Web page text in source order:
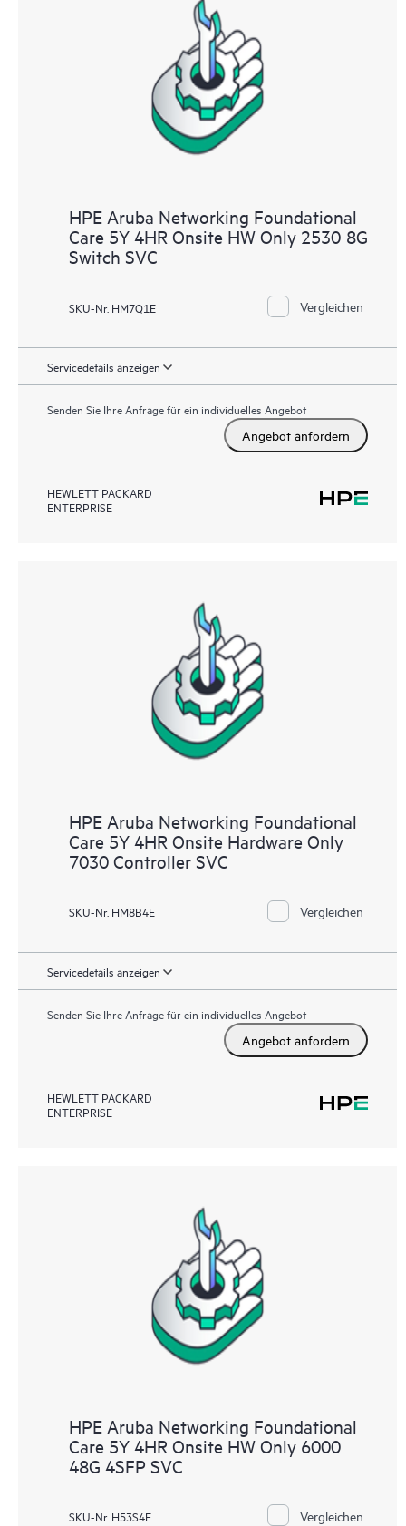
HPE Aruba Networking Foundational
Care 5Y 4HR Onsite HW Only 2530 8G
Switch SVC
SKU-Nr. HM7Q1E Vergleichen
Servicedetails anzeigen
Senden Sie Ihre Anfrage für ein individuelles Angebot
Angebot anfordern
HEWLETT PACKARD
ENTERPRISE
HPE Aruba Networking Foundational
Care 5Y 4HR Onsite Hardware Only
7030 Controller SVC
SKU-Nr. HM8B4E Vergleichen
Servicedetails anzeigen
Senden Sie Ihre Anfrage für ein individuelles Angebot
Angebot anfordern
HEWLETT PACKARD
ENTERPRISE
HPE Aruba Networking Foundational
Care 5Y 4HR Onsite HW Only 6000
48G 4SFP SVC
SKU-Nr. H53S4E Vergleichen